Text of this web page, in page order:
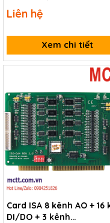
626 CR
Liên hệ
Xem chi tiết
Card ISA 8 kênh AO + 16
DI/DO + 3 kênh